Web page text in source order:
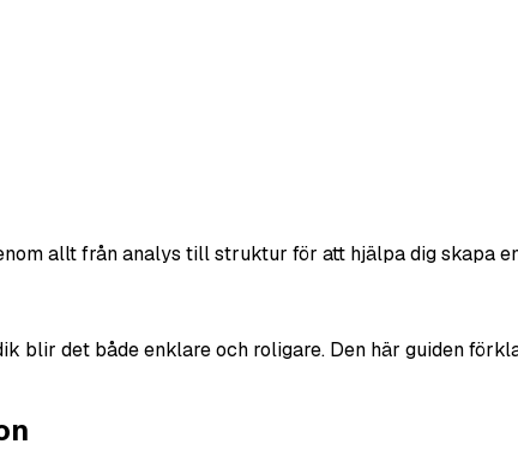
allt från analys till struktur för att hjälpa dig skapa
blir det både enklare och roligare. Den här guiden